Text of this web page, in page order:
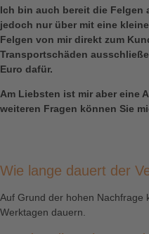
Ich bin auch bereit die Felgen
jedoch nur über mit eine
Felgen von mir direkt zum
Transportschäden
Euro dafür.
Am Liebsten ist mir aber eine
weiteren Fragen können Sie
Wie lange dauert der
Auf Grund der hohen Nachfrage
Werktagen dauern.